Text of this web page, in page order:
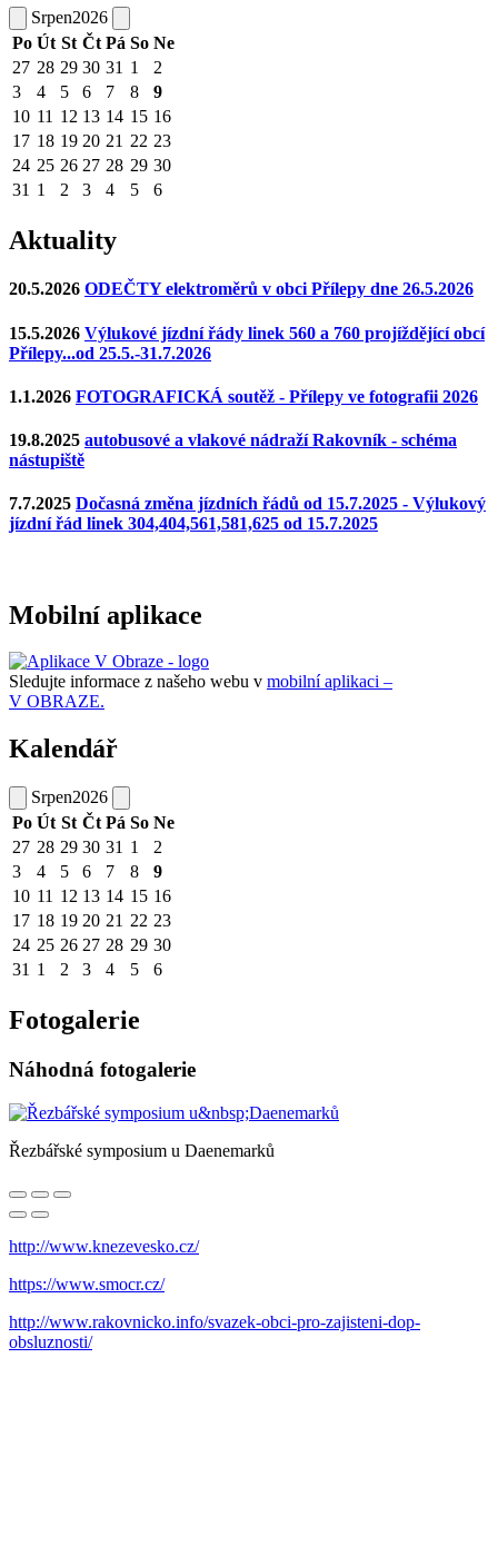
Srpen2026
Po Út St Čt Pá So Ne
27 28 29 30 31 1
2
3
4 5 6 7 8
9
10 11 12 13 14 15 16
17 18 19 20 21 22 23
24 25 26 27 28 29 30
31 1 2 3 4 5 6
Aktuality
20.5.2026 ODEČTY elektroměrů v obci Přílepy dne 26.5.2026
15.5.2026 Výlukové jízdní řády linek 560 a 760 projíždějící obcí
Přílepy...od 25.5.-31.7.2026
1.1.2026 FOTOGRAFICKÁ soutěž - Přílepy ve fotografii 2026
19.8.2025 autobusové a vlakové nádraží Rakovník - schéma
nástupiště
7.7.2025 Dočasná změna jízdních řádů od 15.7.2025 - Výlukový
jízdní řád linek 304,404,561,581,625 od 15.7.2025
Mobilní aplikace
Sledujte informace z našeho webu v mobilní aplikaci –
V OBRAZE.
Kalendář
Srpen2026
Po Út St Čt Pá So Ne
27 28 29 30 31 1
2
3
4 5 6 7 8
9
10 11 12 13 14 15 16
17 18 19 20 21 22 23
24 25 26 27 28 29 30
31 1 2 3 4 5 6
Fotogalerie
Náhodná fotogalerie
Řezbářské symposium u Daenemarků
http://www.knezevesko.cz/
https://www.smocr.cz/
http://www.rakovnicko.info/svazek-obci-pro-zajisteni-dop-
obsluznosti/